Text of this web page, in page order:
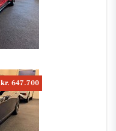
kr. 647.700